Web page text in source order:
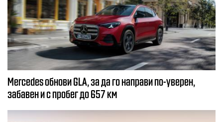
Mercedes обнови GLA, за да го направи по-уверен,
забавен и с пробег до 657 км